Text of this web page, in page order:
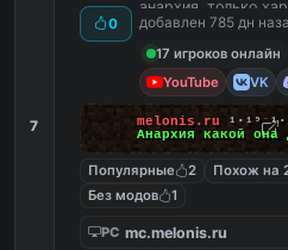
7
0
анархия, только
добавлен 785 дн
17 игроков онлайн
YouTube
VK
melonis.ru ¹⋅¹⁹⁻
Анархия какой она
Популярные 2 Похож на
Без модов
1
PC mc.melonis.ru